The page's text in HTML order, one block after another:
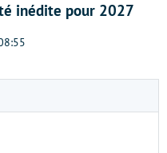
inédite pour 2027